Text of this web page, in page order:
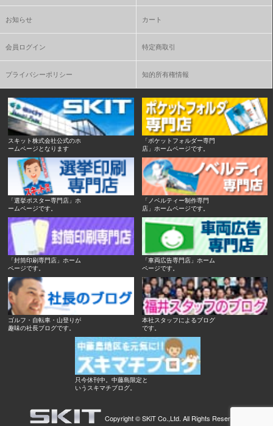
お知らせ カート
会員ログイン 特定商取引
プライバシーポリシー 知的所有権情報
スキット株式会社公式のホ
ームページとなります
「ポケットフォルダー専門
店」ホームページです。
「選挙ポスター専門店」ホ
ームページです。
「ノベルティー制作専門
店」ホームページです。
「封筒印刷専門店」ホーム
ページです。
「車両広告専門店」ホーム
ページです。
ゴルフ・自転車・山登りが
趣味の社長ブログです。
本社スタッフによるブログ
です。
只今休刊中。中藤島限定と
いうスキマチブログ。
Copyright ©SKiT Co.,Ltd. All Rights Reserved.